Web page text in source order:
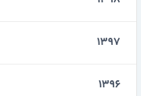
۱۳۹۷
۱۳۹۶